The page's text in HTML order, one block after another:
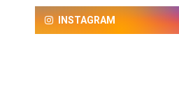
INSTAGRAM